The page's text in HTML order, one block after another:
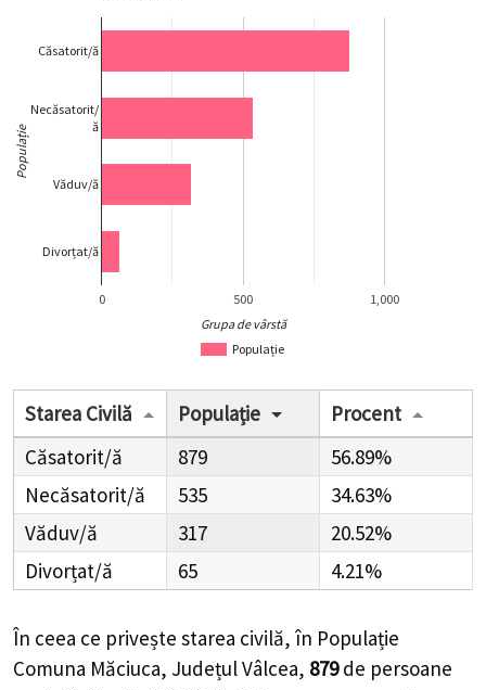
Populație
0 500 1,000
Căsatorit/ă
Necăsatorit/
ă
Văduv/ă
Divorțat/ă
Grupa de vârstă
Populație
Starea Civilă Populație
Procent
Căsatorit/ă
879
56.89%
Necăsatorit/ă
535
34.63%
Văduv/ă
317
20.52%
Divorțat/ă
65 4.21%
În ceea ce privește starea civilă, în Populație
Comuna Măciuca, Județul Vâlcea, 879 de persoane